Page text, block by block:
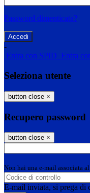
Password dimenticata?
-
Entra con SPID Entra
Seleziona utente
button close ×
Recupero password
button close ×
Non hai una e-mail associata
E-mail inviata, si prega di